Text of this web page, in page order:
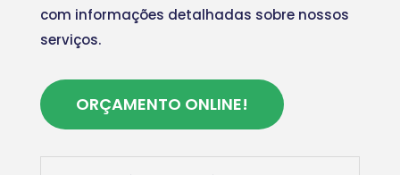
com informações detalhadas sobre nossos
serviços.
ORÇAMENTO ONLINE!